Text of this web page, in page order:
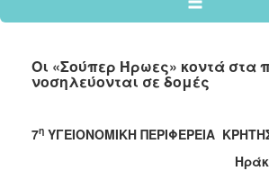
2024
2022
2020
Οι «Σούπερ Ήρωες» κοντά στα
νοσηλεύονται σε δομές
7η ΥΓΕΙΟΝΟΜΙΚΗ ΠΕΡΙΦΕΡΕΙΑ